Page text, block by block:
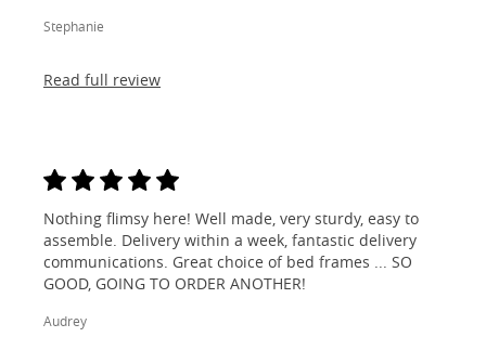
Stephanie
Read full review
Nothing flimsy here! Well made, very sturdy, easy to
assemble. Delivery within a week, fantastic delivery
communications. Great choice of bed frames ... SO
GOOD, GOING TO ORDER ANOTHER!
Audrey